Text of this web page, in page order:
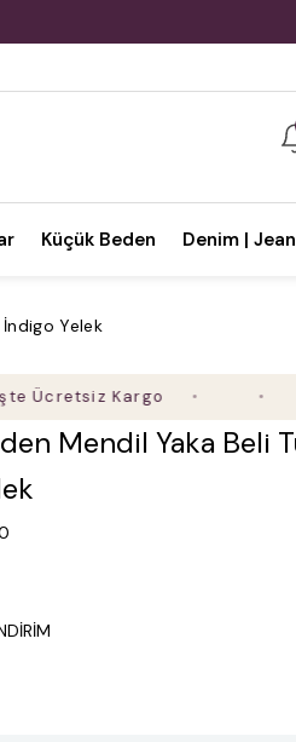
Küçük Beden Denim | Jean
Yelek
Kargo Mobil
Mendil Yaka Beli